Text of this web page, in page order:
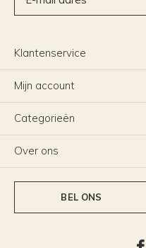
Klantenservice
Mijn account
Categorieën
Over ons
BEL ONS